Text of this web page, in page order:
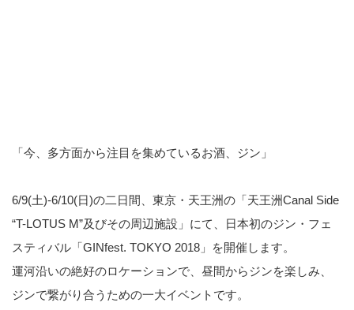
「今、多方面から注目を集めているお酒、ジン」
6/9(土)-6/10(日)の二日間、東京・天王洲の「天王洲Canal Side
“T-LOTUS M”及びその周辺施設」にて、日本初のジン・フェ
スティバル「GINfest. TOKYO 2018」を開催します。
運河沿いの絶好のロケーションで、昼間からジンを楽しみ、
ジンで繋がり合うための一大イベントです。